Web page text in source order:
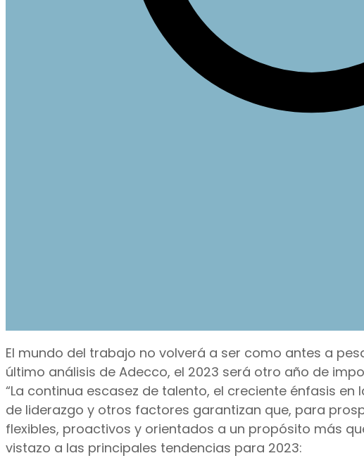
El mundo del trabajo no volverá a ser como antes a
último análisis de Adecco, el 2023 será otro año de
“La continua escasez de talento, el creciente énfasis
de liderazgo y otros factores garantizan que, para
flexibles, proactivos y orientados a un propósito más
vistazo a las principales tendencias para 2023: